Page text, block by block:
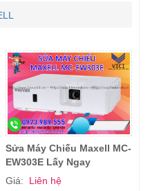
Sửa Máy Chiếu Maxell MC-
EW303E Lấy Ngay
Giá:
Liên hệ